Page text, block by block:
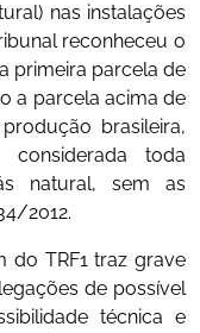
nas instalações
reconheceu o
primeira parcela de
a parcela acima de
brasileira,
toda
natural, sem as
2012.
do TRF1 traz grave
de possível
técnica e